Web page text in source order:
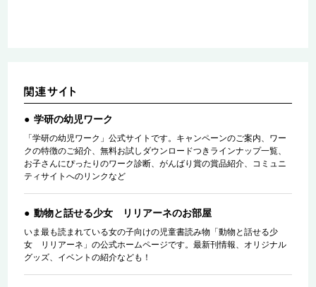
学研の幼児ワーク
「学研の幼児ワーク」公式サイトです。キャンペーンのご案内、ワー
クの特徴のご紹介、無料お試しダウンロードつきラインナップ一覧、
お子さんにぴったりのワーク診断、がんばり賞の賞品紹介、コミュニ
ティサイトへのリンクなど
動物と話せる少女 リリアーネのお部屋
いま最も読まれている女の子向けの児童書読み物「動物と話せる少
女 リリアーネ」の公式ホームページです。最新刊情報、オリジナル
グッズ、イベントの紹介なども！